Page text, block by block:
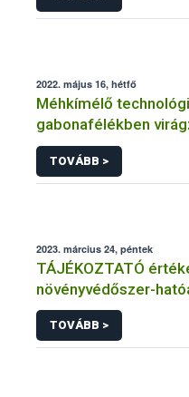
2022. május 16, hétfő
Méhkímélő
gabonafélékben
TOVÁBB >
2023. március 24, péntek
TÁJÉKOZTATÓ
növényvédőszer-
engedélyezésére,
meghosszabbítására
eljárásba
TOVÁBB >